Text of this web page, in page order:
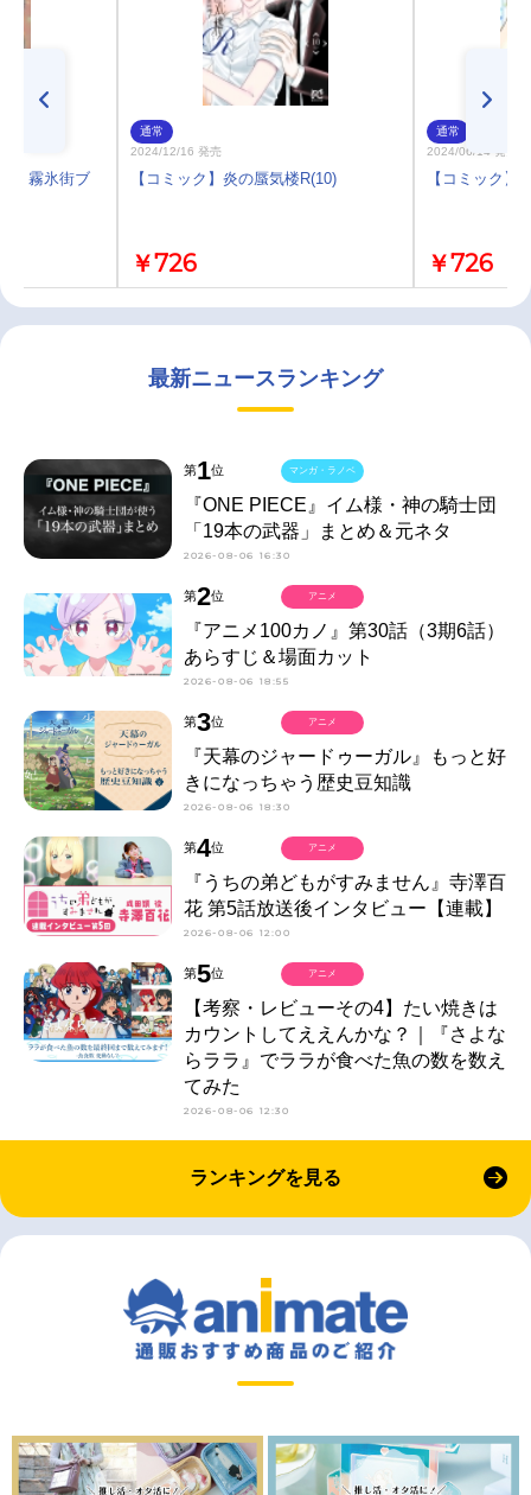
編 霧氷街ブ
通常
2024/12/16 発売
【コミック】炎の蜃気楼R(10)
￥726
通常
2024/06/14 発売
【コミック】
￥726
最新ニュースランキング
第1位
『ONE PIECE』イム様・神の騎士団
「19本の武器」まとめ＆元ネタ
2026-08-06 16:30
マンガ・ラノベ
第2位
『アニメ100カノ』第30話（3期6話）
あらすじ＆場面カット
2026-08-06 18:55
アニメ
第3位
『天幕のジャードゥーガル』もっと好
きになっちゃう歴史豆知識
2026-08-06 18:30
アニメ
第4位
『うちの弟どもがすみません』寺澤百
花 第5話放送後インタビュー【連載】
2026-08-06 12:00
アニメ
第5位
【考察・レビューその4】たい焼きは
カウントしてええんかな？｜『さよな
らララ』でララが食べた魚の数を数え
てみた
2026-08-06 12:30
アニメ
ランキングを見る